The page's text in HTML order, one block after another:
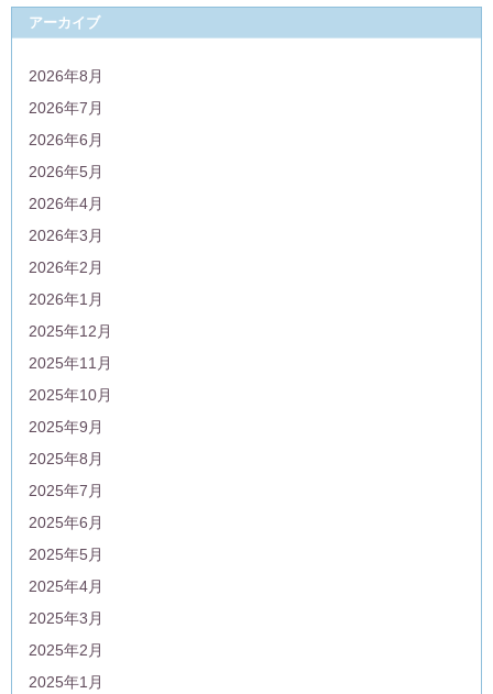
アーカイブ
2026年8月
2026年7月
2026年6月
2026年5月
2026年4月
2026年3月
2026年2月
2026年1月
2025年12月
2025年11月
2025年10月
2025年9月
2025年8月
2025年7月
2025年6月
2025年5月
2025年4月
2025年3月
2025年2月
2025年1月